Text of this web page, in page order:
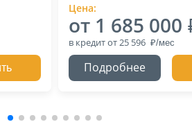
Цена:
от 1 685 000
в кредитот 25 596
Подробнее